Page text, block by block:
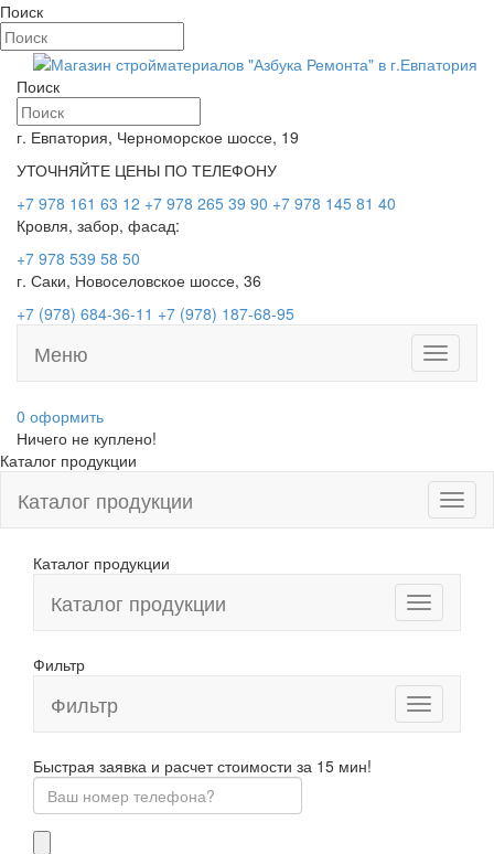
Поиск
Поиск
г. Евпатория, Черноморское шоссе, 19
УТОЧНЯЙТЕ ЦЕНЫ ПО ТЕЛЕФОНУ
+7 978 161 63 12 +7 978 265 39 90 +7 978 145 81 40
Кровля, забор, фасад:
+7 978 539 58 50
г. Саки, Новоселовское шоссе, 36
+7 (978) 684-36-11 +7 (978) 187-68-95
Toggle
Меню
0 оформить
Ничего не куплено!
Каталог продукции
Каталог продукции
Каталог продукции
Каталог продукции
Фильтр
Toggle
navigation
Фильтр
Быстрая заявка и расчет стоимости за 15 мин!